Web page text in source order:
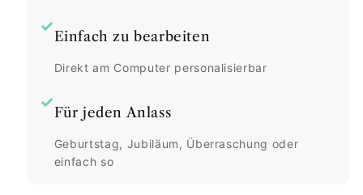
✓
Einfach zu bearbeiten
Direkt am Computer personalisierbar
✓
Für jeden Anlass
Geburtstag, Jubiläum, Überraschung oder
einfach so